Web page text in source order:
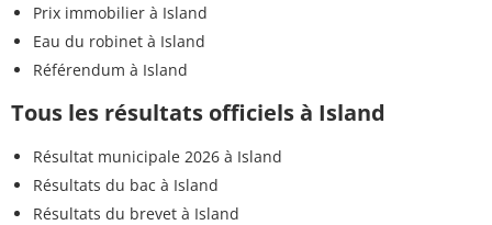
Prix immobilier à Island
Eau du robinet à Island
Référendum à Island
Tous les résultats officiels à Island
Résultat municipale 2026 à Island
Résultats du bac à Island
Résultats du brevet à Island